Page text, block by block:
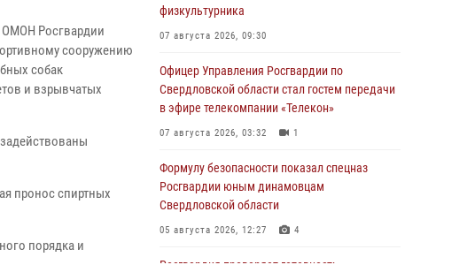
ОМОН Росгвардии
сооружению
собак
и взрывчатых
пронос спиртных
порядка и
физкультурника
07 августа 2026, 09:30
Офицер Управления Росгвардии по
Свердловской области стал гостем передачи
в эфире телекомпании «Телекон»
07 августа 2026, 03:32 1
Формулу безопасности показал спецназ
Росгвардии юным динамовцам
Свердловской области
05 августа 2026, 12:27 4
Росгвардия проверяет готовность